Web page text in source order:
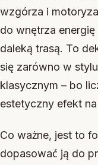
wzgórza i
do wnętrza
daleką trasą. To
się zarówno w
klasycznym – bo
estetyczny efekt na
Co ważne, jest to
dopasować ją do